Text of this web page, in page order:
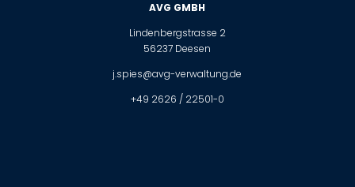
AVG GMBH
Lindenbergstrasse 2
56237 Deesen
j.spies@avg-verwaltung.de
+49 2626 / 22501-0